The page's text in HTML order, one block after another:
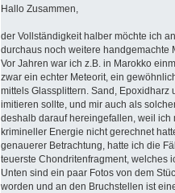
Hallo Zusammen,
der Vollständigkeit halber möchte ich
durchaus noch weitere handgemachte
Vor Jahren war ich z.B. in Marokko
zwar ein echter Meteorit, ein
mittels Glassplittern. Sand, Epoxidharz
imitieren sollte, und mir auch als
deshalb darauf hereingefallen, weil ich
krimineller Energie nicht gerechnet
genauerer Betrachtung, hatte ich die
teuerste Chondritenfragment, welches
Unten sind ein paar Fotos von dem
worden und an den Bruchstellen ist